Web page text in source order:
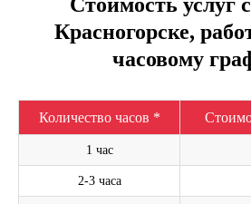
Красногорске,
часовому
Количество часов *
1 час
2-3 часа